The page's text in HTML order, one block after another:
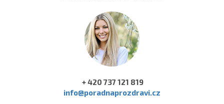
+ 420 737 121 819
info@poradnaprozdravi.cz